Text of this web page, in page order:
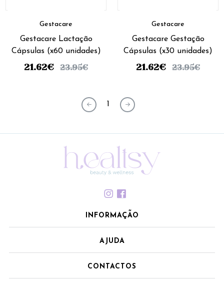
Gestacare
Gestacare Lactação
Cápsulas (x60 unidades)
21.62€ 23.95€
Gestacare
Gestacare Gestação
Cápsulas (x30 unidades)
21.62€ 23.95€
1
INFORMAÇÃO
AJUDA
CONTACTOS